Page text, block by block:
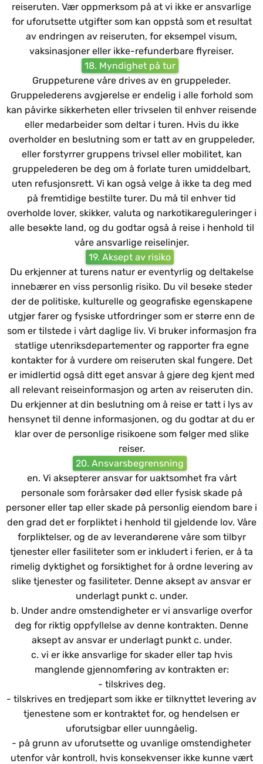
reiseruten. Vær oppmerksom på at vi ikke er ansvarlige
for uforutsette utgifter som kan oppstå som et resultat
av endringen av reiseruten, for eksempel visum,
vaksinasjoner eller ikke-refunderbare flyreiser.
18. Myndighet på tur
Gruppeturene våre drives av en gruppeleder.
Gruppelederens avgjørelse er endelig i alle forhold som
kan påvirke sikkerheten eller trivselen til enhver reisende
eller medarbeider som deltar i turen. Hvis du ikke
overholder en beslutning som er tatt av en gruppeleder,
eller forstyrrer gruppens trivsel eller mobilitet, kan
gruppelederen be deg om å forlate turen umiddelbart,
uten refusjonsrett. Vi kan også velge å ikke ta deg med
på fremtidige bestilte turer. Du må til enhver tid
overholde lover, skikker, valuta og narkotikareguleringer i
alle besøkte land, og du godtar også å reise i henhold til
våre ansvarlige reiselinjer.
19. Aksept av risiko
Du erkjenner at turens natur er eventyrlig og deltakelse
innebærer en viss personlig risiko. Du vil besøke steder
der de politiske, kulturelle og geografiske egenskapene
utgjør farer og fysiske utfordringer som er større enn de
som er tilstede i vårt daglige liv. Vi bruker informasjon fra
statlige utenriksdepartementer og rapporter fra egne
kontakter for å vurdere om reiseruten skal fungere. Det
er imidlertid også ditt eget ansvar å gjøre deg kjent med
all relevant reiseinformasjon og arten av reiseruten din.
Du erkjenner at din beslutning om å reise er tatt i lys av
hensynet til denne informasjonen, og du godtar at du er
klar over de personlige risikoene som følger med slike
reiser.
20. Ansvarsbegrensning
en. Vi aksepterer ansvar for uaktsomhet fra vårt
personale som forårsaker død eller fysisk skade på
personer eller tap eller skade på personlig eiendom bare i
den grad det er forpliktet i henhold til gjeldende lov. Våre
forpliktelser, og de av leverandørene våre som tilbyr
tjenester eller fasiliteter som er inkludert i ferien, er å ta
rimelig dyktighet og forsiktighet for å ordne levering av
slike tjenester og fasiliteter. Denne aksept av ansvar er
underlagt punkt c. under.
b. Under andre omstendigheter er vi ansvarlige overfor
deg for riktig oppfyllelse av denne kontrakten. Denne
aksept av ansvar er underlagt punkt c. under.
c. vi er ikke ansvarlige for skader eller tap hvis
manglende gjennomføring av kontrakten er:
- tilskrives deg.
- tilskrives en tredjepart som ikke er tilknyttet levering av
tjenestene som er kontraktet for, og hendelsen er
uforutsigbar eller uunngåelig.
- på grunn av uforutsette og uvanlige omstendigheter
utenfor vår kontroll, hvis konsekvenser ikke kunne vært